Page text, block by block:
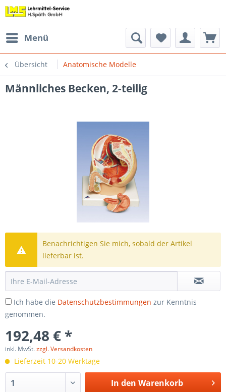
Menü
Übersicht Anatomische Modelle
Männliches Becken, 2-teilig
Benachrichtigen Sie mich, sobald der Artikel
lieferbar ist.
Ich habe die Datenschutzbestimmungen zur Kenntnis
genommen.
192,48 € *
inkl. MwSt.zzgl. Versandkosten
Lieferzeit 10-20 Werktage
In den Warenkorb